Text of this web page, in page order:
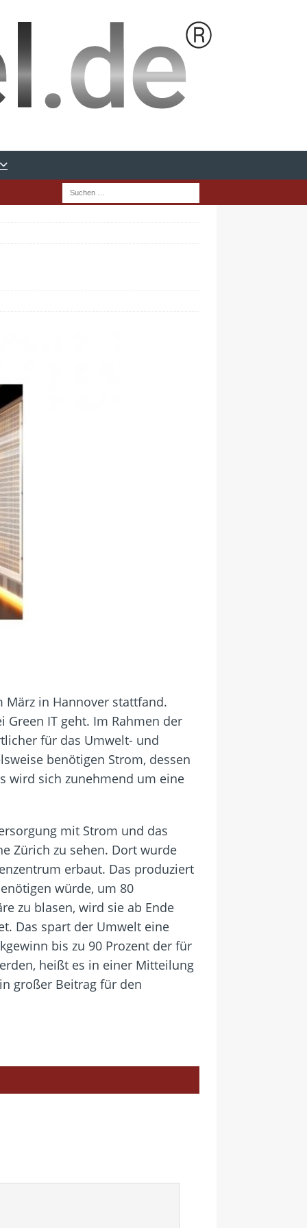
März in Hannover stattfand.
IT geht. Im Rahmen der
für das Umwelt- und
benötigen Strom, dessen
wird sich zunehmend um eine
mit Strom und das
Zürich zu sehen. Dort wurde
erbaut. Das produziert
würde, um 80
zu blasen, wird sie ab Ende
Das spart der Umwelt eine
bis zu 90 Prozent der für
heißt es in einer Mitteilung
großer Beitrag für den